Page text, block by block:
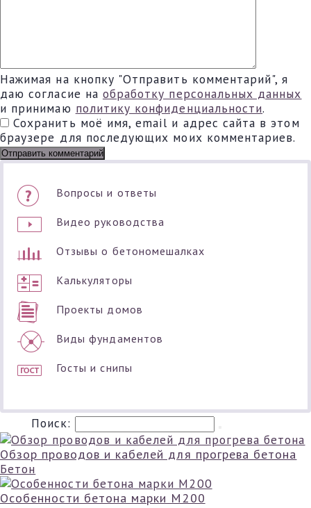
Нажимая на кнопку "Отправить комментарий", я
даю согласие на обработку персональных данных
и принимаю политику конфиденциальности.
Сохранить моё имя, email и адрес сайта в этом
браузере для последующих моих комментариев.
Вопросы и ответы
Видео руководства
Отзывы о бетономешалках
Калькуляторы
Проекты домов
Виды фундаментов
Госты и снипы
Поиск:
Обзор проводов и кабелей для прогрева бетона
Бетон
Особенности бетона марки М200